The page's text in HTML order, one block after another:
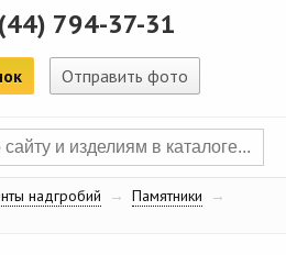
794-37-31
Отправить фото
надгробий → Памятники
→